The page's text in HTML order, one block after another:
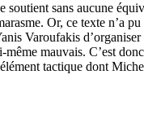
soutient sans aucune
Or, ce texte n’a
Varoufakis
même mauvais. C’est
tactique dont